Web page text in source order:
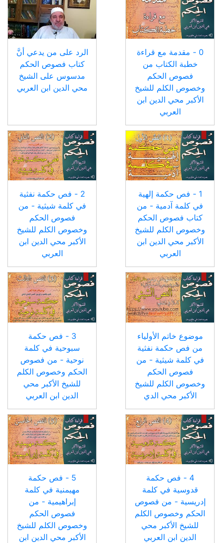
0 - مقدمة مع قراءة
خطبة الكتاب من
فصوص الحكم
وخصوص الكلم للشيخ
الأكبر محي الدين ابن
العربي
الرد على من يدعي أنَّ
كتاب فصوص الحكم
مدسوس على الشيخ
محي الدين ابن العربي
1 - فص حكمة إلهية
في كلمة آدمية - من
كتاب فصوص الحكم
وخصوص الكلم للشيخ
الأكبر محي الدين ابن
العربي
2 - فص حكمة نفثية
في كلمة شيثية - من
فصوص الحكم
وخصوص الكلم للشيخ
الأكبر محي الدين ابن
العربي
موضوع خاتم الأولياء
من فص حكمة نفثية
في كلمة شيثية - من
فصوص الحكم
وخصوص الكلم للشيخ
الأكبر محي الدي
3 - فص حكمة
سبوحية في كلمة
نوحية - من فصوص
الحكم وخصوص الكلم
للشيخ الأكبر محي
الدين ابن العربي
4 - فص حكمة
قدوسية في كلمة
إدريسية - من فصوص
الحكم وخصوص الكلم
للشيخ الأكبر محي
الدين ابن العربي
5 - فص حكمة
مهيمنية في كلمة
إبراهيمية - من
فصوص الحكم
وخصوص الكلم للشيخ
الأكبر محي الدين ابن